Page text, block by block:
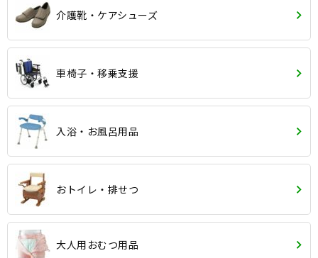
介護靴・ケアシューズ
車椅子・移乗支援
入浴・お風呂用品
おトイレ・排せつ
大人用おむつ用品